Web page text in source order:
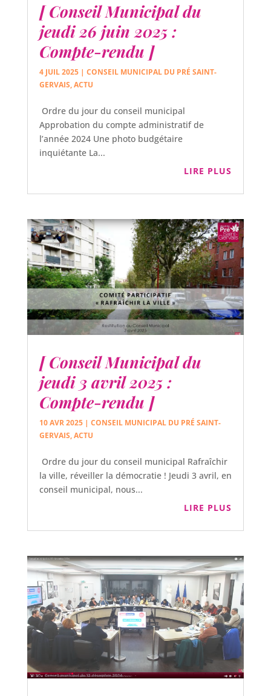
[ Conseil Municipal du
jeudi 26 juin 2025 :
Compte-rendu ]
4 JUIL 2025| CONSEIL MUNICIPAL DU PRÉ SAINT-
GERVAIS,ACTU
Ordre du jour du conseil municipal
Approbation du compte administratif de
l’année 2024 Une photo budgétaire
inquiétante La...
LIRE PLUS
[ Conseil Municipal du
jeudi 3 avril 2025 :
Compte-rendu ]
10 AVR 2025| CONSEIL MUNICIPAL DU PRÉ SAINT-
GERVAIS,ACTU
Ordre du jour du conseil municipal Rafraîchir
la ville, réveiller la démocratie ! Jeudi 3 avril, en
conseil municipal, nous...
LIRE PLUS